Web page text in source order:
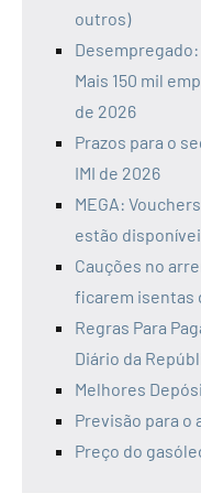
outros)
Desempregado:
Mais 150 mil
de 2026
Prazos para o
IMI de 2026
MEGA:
estão
Cauções no
ficarem isentas
Regras Para
Diário da
Melhores
Previsão para o
Preço do